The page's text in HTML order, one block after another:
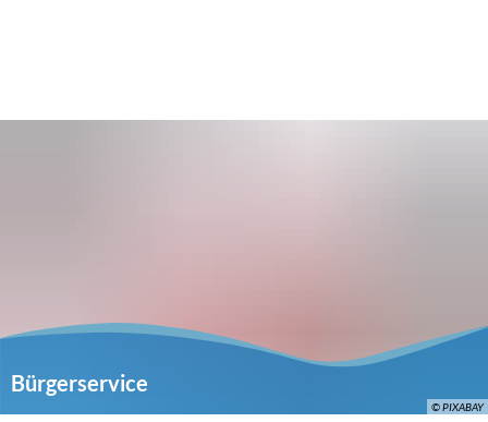
© PIXABAY
Bürgerservice